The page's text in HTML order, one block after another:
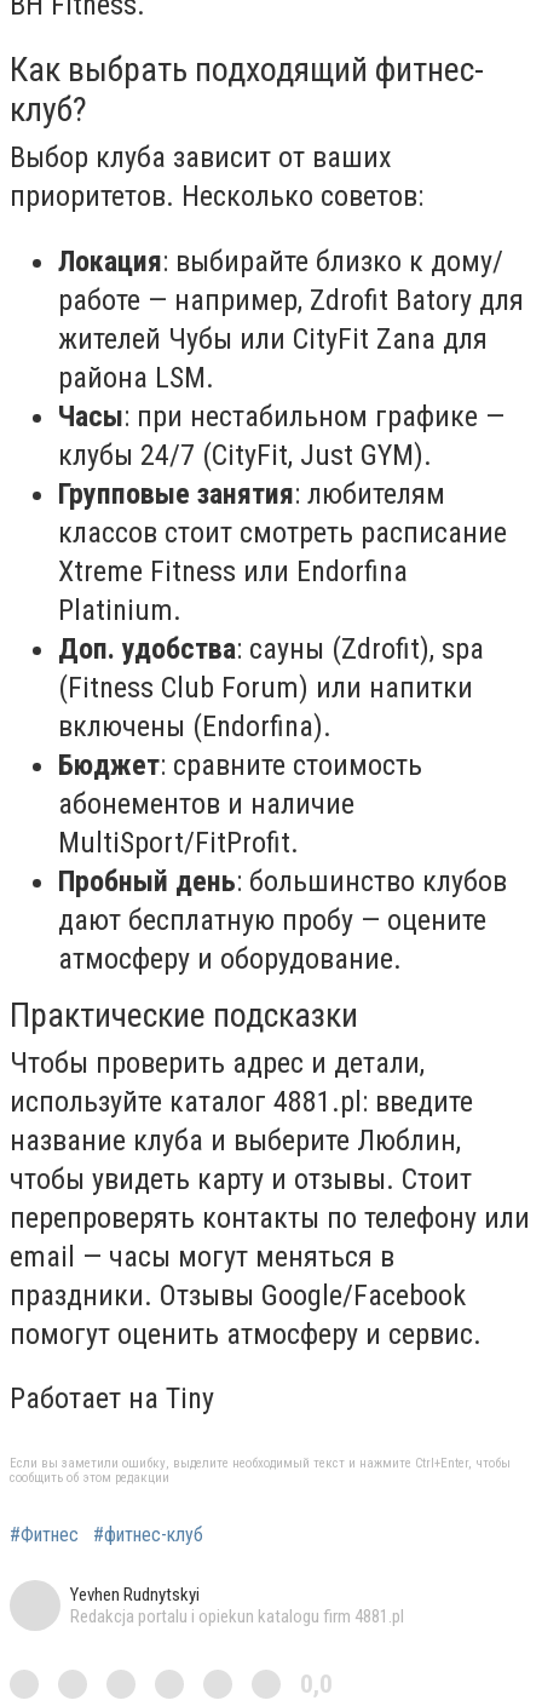
Как выбрать подходящий фитнес-
клуб?
Выбор клуба зависит от ваших
приоритетов. Несколько советов:
Локация: выбирайте близко к дому/
работе — например, Zdrofit Batory для
жителей Чубы или CityFit Zana для
района LSM.
Часы: при нестабильном графике —
клубы 24/7 (CityFit, Just GYM).
Групповые занятия: любителям
классов стоит смотреть расписание
Xtreme Fitness или Endorfina
Platinium.
Доп. удобства: сауны (Zdrofit), spa
(Fitness Club Forum) или напитки
включены (Endorfina).
Бюджет: сравните стоимость
абонементов и наличие
MultiSport/FitProfit.
Пробный день: большинство клубов
дают бесплатную пробу — оцените
атмосферу и оборудование.
Практические подсказки
Чтобы проверить адрес и детали,
используйте каталог 4881.pl: введите
название клуба и выберите Люблин,
чтобы увидеть карту и отзывы. Стоит
перепроверять контакты по телефону или
email — часы могут меняться в
праздники. Отзывы Google/Facebook
помогут оценить атмосферу и сервис.
Работает на Tiny
Если вы заметили ошибку, выделите необходимый текст и нажмите Ctrl+Enter, чтобы
сообщить об этом редакции
#Фитнес #фитнес-клуб
Yevhen Rudnytskyi
Redakcja portalu i opiekun katalogu firm 4881.pl
0,0